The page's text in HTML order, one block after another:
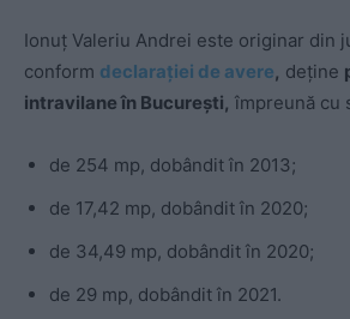
Ionuț Valeriu Andrei este originar din
conform declarației de avere, deține
intravilane în București, împreună cu
de 254 mp, dobândit în 2013;
de 17,42 mp, dobândit în 2020;
de 34,49 mp, dobândit în 2020;
de 29 mp, dobândit în 2021.